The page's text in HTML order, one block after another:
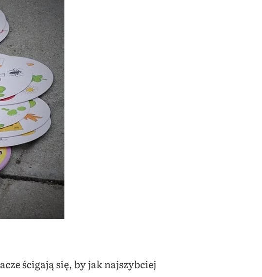
ścigają się, by jak najszybciej